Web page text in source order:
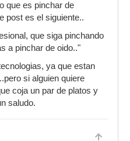
que es pinchar de
post es el siguiente..
que siga pinchando
a pinchar de oido.."
ya que estan
si alguien quiere
coja un par de platos y
saludo.